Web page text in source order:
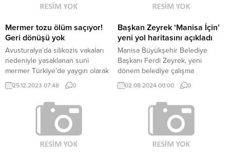
şehir, öyle, ‘İstanbul benim
yapıp, çocuklarımızın,
gençlerimizin geleceğini çalanlara
bırakılamaz, bırakmayacağız" dedi.
Mermer tozu ölüm saçıyor!
Geri dönüşü yok
Avusturalya’da silikozis vakaları
nedeniyle yasaklanan suni
mermer Türkiye’de yaygın olarak
kullanılıyor. Milliyet, akciğerleri
bitiren bu mermerin etkisini
uzmanlarına sordu…
25.12.2023 07:48 0
Başkan Zeyrek ‘Manisa İçin’
yeni yol haritasını açıkladı
Manisa Büyükşehir Belediye
Başkanı Ferdi Zeyrek, yeni
dönem belediye çalışma
manifestosu ile 'Manisa İçin'
kampanyasının tanıtımını
gerçekleştirdi.
02.08.2024 00:00 0